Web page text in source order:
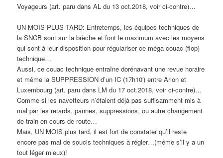
Voyageurs (art. paru dans AL du 13 oct.2018, voir ci-contre)…
UN MOIS PLUS TARD: Entretemps, les équipes techniques de
la SNCB sont sur la brèche et font le maximum avec les moyens
qui sont à leur disposition pour régulariser ce méga couac (flop)
technique…
Aussi, ce couac technique entraîne dorénavant une revue horaire
et même la SUPPRESSION d’un IC (17h10′) entre Arlon et
Luxembourg (art. paru dans LM du 17 oct.2018, voir ci-contre)…
Comme si les navetteurs n’étaient déjà pas suffisamment mis à
mal par les retards, pannes, suppressions, ou autre changement
de train en cours de route…
Mais, UN MOIS plus tard, il est fort de constater qu’il reste
encore pas mal de soucis techniques à régler…(même s’il y a un
tout léger mieux)!